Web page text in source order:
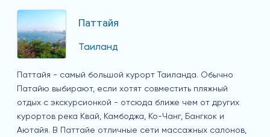
Паттайя
Таиланд
Паттайя - самый большой курорт Таиланда. Обычно
Патайю выбирают, если хотят совместить пляжный
отдых с экскурсионкой - отсюда ближе чем от других
курортов река Квай, Камбоджа, Ко-Чанг, Бангкок и
Аютайя. В Паттайе отличные сети массажных салонов,